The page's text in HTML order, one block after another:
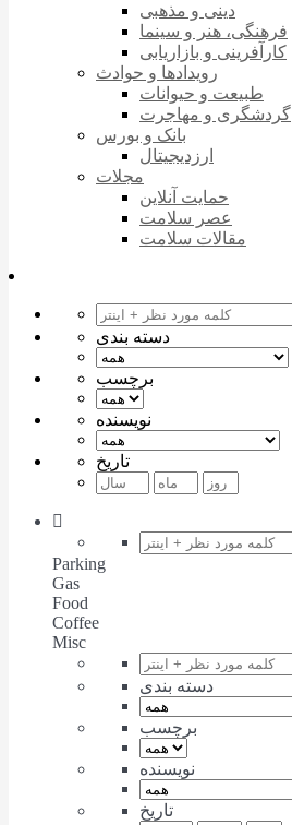
دینی و مذهبی
فرهنگی، هنر و سینما
کارآفرینی و بازاریابی
رویدادها و حوادث
طبیعت و حیوانات
گردشگری و مهاجرت
بانک و بورس
ارزدیجیتال
مجلات
حمایت آنلاین
عصر سلامت
مقالات سلامت
دسته بندی
برچسب
نویسنده
تاریخ
Parking
Gas
Food
Coffee
Misc
دسته بندی
برچسب
نویسنده
تاریخ